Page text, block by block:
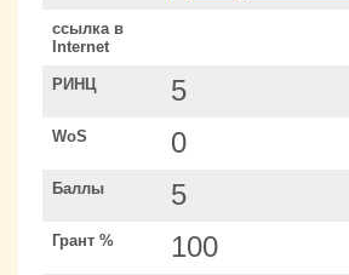
ссылка в
Internet
РИНЦ 5
WoS 0
Баллы 5
Грант % 100